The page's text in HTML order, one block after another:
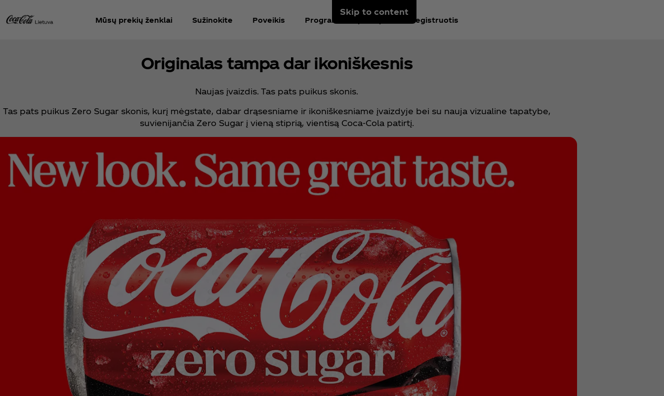
Skip to content
Mūsų prekių ženklai Sužinokite Poveikis Programėlės puslapis Registruotis
Originalas tampa dar ikoniškesnis
Naujas įvaizdis. Tas pats puikus skonis.
Tas pats puikus Zero Sugar skonis, kurį mėgstate, dabar drąsesniame ir ikoniškesniame įvaizdyje bei su nauja vizualine tapatybe,
suvienijančia Zero Sugar į vieną stiprią, vientisą Coca‑Cola patirtį.